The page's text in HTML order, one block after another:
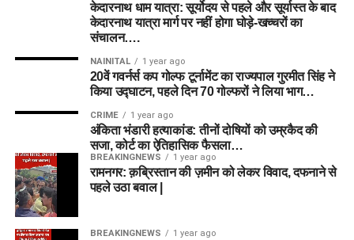
केदारनाथ धाम यात्रा: सूर्योदय से पहले और सूर्यास्त के बाद
केदारनाथ यात्रा मार्ग पर नहीं होगा घोड़े-खच्चरों का
संचालन….
NAINITAL 1 year ago
20वें गवर्नर्स कप गोल्फ टूर्नामेंट का राज्यपाल गुरमीत सिंह ने
किया उद्घाटन, पहले दिन 70 गोल्फरों ने लिया भाग…
CRIME 1 year ago
अंकिता भंडारी हत्याकांड: तीनों दोषियों को उम्रकैद की
सजा, कोर्ट का ऐतिहासिक फैसला…
BREAKINGNEWS 1 year ago
रामनगर: क़ब्रिस्तान की ज़मीन को लेकर विवाद, दफनाने से
पहले उठा बवाल |
BREAKINGNEWS 1 year ago